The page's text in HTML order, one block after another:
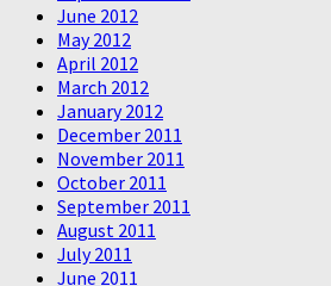
June 2012
May 2012
April 2012
March 2012
January 2012
December 2011
November 2011
October 2011
September 2011
August 2011
July 2011
June 2011